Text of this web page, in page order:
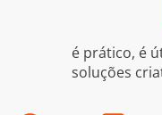
é prático, é
soluções